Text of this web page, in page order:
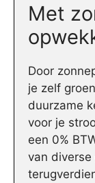
Met
Door
je zelf
duurzame
voor je
een 0%
van